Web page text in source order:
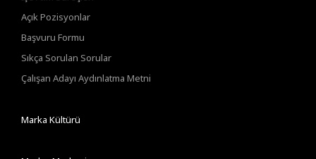
Açık Pozisyonlar
Başvuru Formu
Sıkça Sorulan Sorular
Çalışan Adayı Aydınlatma Metni
Marka Kültürü